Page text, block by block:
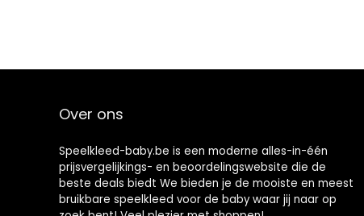
Over ons
Speelkleed-baby.be is een moderne alles-in-één
prijsvergelijkings- en beoordelingswebsite die de
beste deals biedt We bieden je de mooiste en meest
bruikbare speelkleed voor de baby waar jij naar op